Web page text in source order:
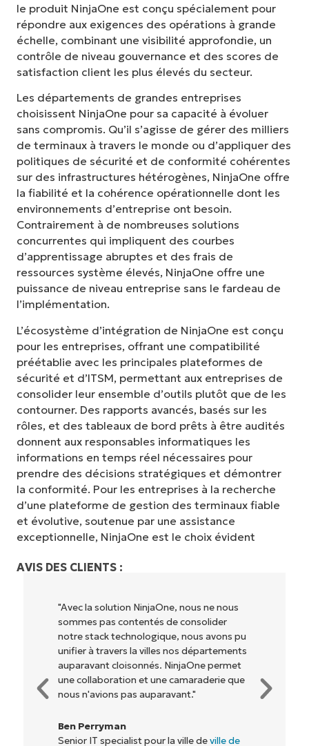
le produit NinjaOne est conçu spécialement pour
répondre aux exigences des opérations à grande
échelle, combinant une visibilité approfondie, un
contrôle de niveau gouvernance et des scores de
satisfaction client les plus élevés du secteur.
Les départements de grandes entreprises
choisissent NinjaOne pour sa capacité à évoluer
sans compromis. Qu’il s’agisse de gérer des milliers
de terminaux à travers le monde ou d’appliquer des
politiques de sécurité et de conformité cohérentes
sur des infrastructures hétérogènes, NinjaOne offre
la fiabilité et la cohérence opérationnelle dont les
environnements d’entreprise ont besoin.
Contrairement à de nombreuses solutions
concurrentes qui impliquent des courbes
d’apprentissage abruptes et des frais de
ressources système élevés, NinjaOne offre une
puissance de niveau entreprise sans le fardeau de
l’implémentation.
L’écosystème d’intégration de NinjaOne est conçu
pour les entreprises, offrant une compatibilité
préétablie avec les principales plateformes de
sécurité et d’ITSM, permettant aux entreprises de
consolider leur ensemble d’outils plutôt que de les
contourner. Des rapports avancés, basés sur les
rôles, et des tableaux de bord prêts à être audités
donnent aux responsables informatiques les
informations en temps réel nécessaires pour
prendre des décisions stratégiques et démontrer
la conformité. Pour les entreprises à la recherche
d’une plateforme de gestion des terminaux fiable
et évolutive, soutenue par une assistance
exceptionnelle, NinjaOne est le choix évident
AVIS DES CLIENTS :
"NinjaOne permet à notre entreprise (ainsi
qu'aux propriétaires et opérateurs avec
lesquels nous travaillons) d'être plus
rentables. Tout le monde y gagne."
Rory McCune
Directeur informatique chezFlash